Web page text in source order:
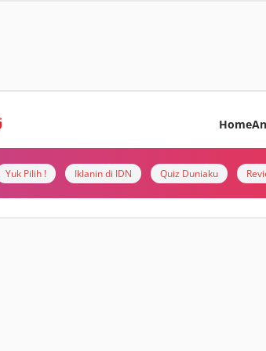
Home
Yuk Pilih ! Iklanin di IDN Quiz Duniaku